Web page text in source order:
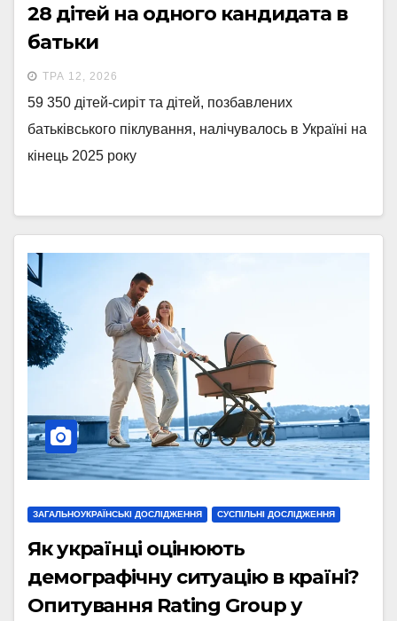
28 дітей на одного кандидата в
батьки
ТРА 12, 2026
59 350 дітей-сиріт та дітей, позбавлених
батьківського піклування, налічувалось в Україні на
кінець 2025 року
ЗАГАЛЬНОУКРАЇНСЬКІ ДОСЛІДЖЕННЯ СУСПІЛЬНІ ДОСЛІДЖЕННЯ
Як українці оцінюють
демографічну ситуацію в країні?
Опитування Rating Group у